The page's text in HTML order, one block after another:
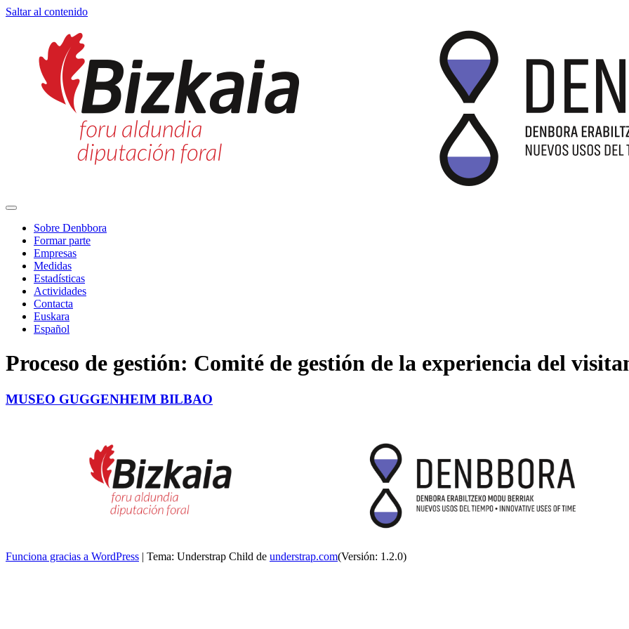
Saltar al contenido
Navegación
principal
Sobre Denbbora
Formar parte
Empresas
Medidas
Estadísticas
Actividades
Contacta
Euskara
Español
Proceso de gestión: Comité de gestión de la experiencia del
MUSEO GUGGENHEIM BILBAO
Funciona gracias a WordPress | Tema: Understrap Child de understrap.com(Versión: 1.2.0)